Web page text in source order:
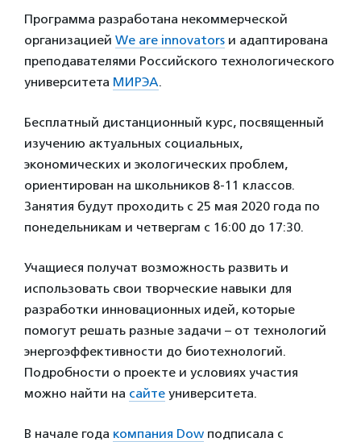
Программа разработана некоммерческой
организацией We are innovators и адаптирована
преподавателями Российского технологического
университета МИРЭА.
Бесплатный дистанционный курс, посвященный
изучению актуальных социальных,
экономических и экологических проблем,
ориентирован на школьников 8-11 классов.
Занятия будут проходить с 25 мая 2020 года по
понедельникам и четвергам с 16:00 до 17:30.
Учащиеся получат возможность развить и
использовать свои творческие навыки для
разработки инновационных идей, которые
помогут решать разные задачи – от технологий
энергоэффективности до биотехнологий.
Подробности о проекте и условиях участия
можно найти на сайте университета.
В начале года компания Dow подписала с